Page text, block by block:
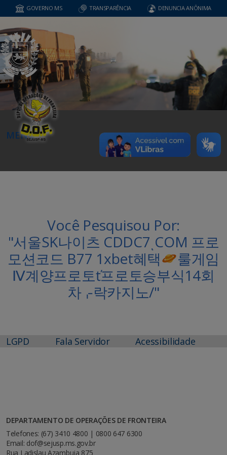
GOVERNO MS TRANSPARÊNCIA DENUNCIA ANÔNIMA
MENU
Você Pesquisou Por:
"서울SK나이츠 CDDC7ͺCOM 프로
모션코드 B77 1xbet혜택
룰게임
Ⅳ계양프로토ť프로토승부식14회
차⌌락카지노/"
LGPD Fala Servidor Acessibilidade
DEPARTAMENTO DE OPERAÇÕES DE FRONTEIRA
Telefones: (67) 3410 4800 | 0800 647 6300
Email: dof@sejusp.ms.gov.br
Rua Ladislau Azambuja 875